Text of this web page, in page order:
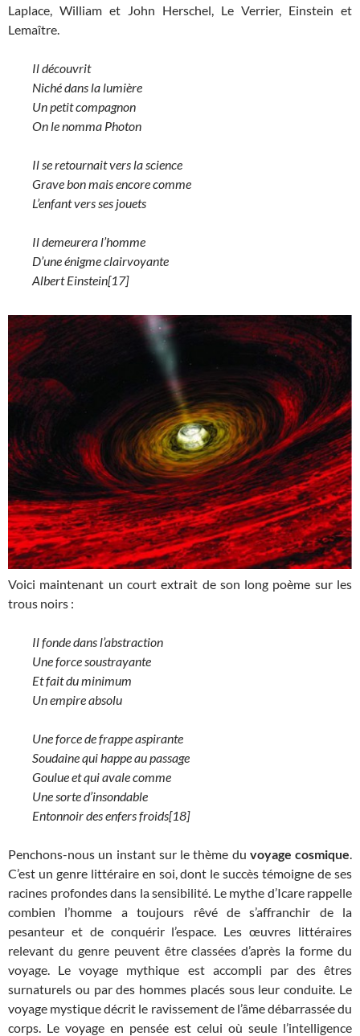
Laplace, William et John Herschel, Le Verrier, Einstein et
Lemaître.
Il découvrit
Niché dans la lumière
Un petit compagnon
On le nomma Photon
Il se retournait vers la science
Grave bon mais encore comme
L’enfant vers ses jouets
Il demeurera l’homme
D’une énigme clairvoyante
Albert Einstein[17]
Voici maintenant un court extrait de son long poème sur les
trous noirs :
Il fonde dans l’abstraction
Une force soustrayante
Et fait du minimum
Un empire absolu
Une force de frappe aspirante
Soudaine qui happe au passage
Goulue et qui avale comme
Une sorte d’insondable
Entonnoir des enfers froids[18]
Penchons-nous un instant sur le thème du voyage cosmique.
C’est un genre littéraire en soi, dont le succès témoigne de ses
racines profondes dans la sensibilité. Le mythe d’Icare rappelle
combien l’homme a toujours rêvé de s’affranchir de la
pesanteur et de conquérir l’espace. Les œuvres littéraires
relevant du genre peuvent être classées d’après la forme du
voyage. Le voyage mythique est accompli par des êtres
surnaturels ou par des hommes placés sous leur conduite. Le
voyage mystique décrit le ravissement de l’âme débarrassée du
corps. Le voyage en pensée est celui où seule l’intelligence